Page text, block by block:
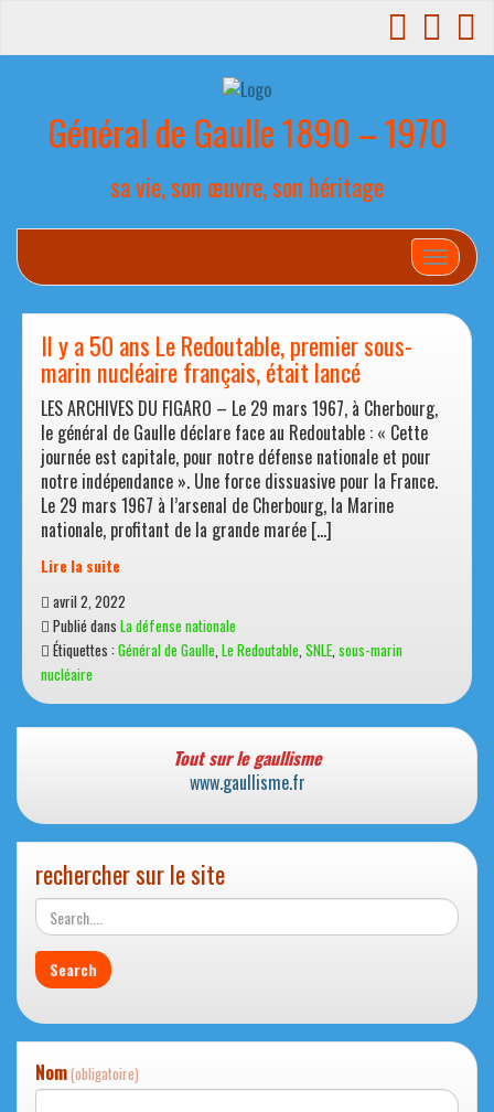
Général de Gaulle 1890 – 1970
sa vie, son œuvre, son héritage
Il y a 50 ans Le Redoutable, premier sous-
marin nucléaire français, était lancé
LES ARCHIVES DU FIGARO – Le 29 mars 1967, à Cherbourg,
le général de Gaulle déclare face au Redoutable : « Cette
journée est capitale, pour notre défense nationale et pour
notre indépendance ». Une force dissuasive pour la France.
Le 29 mars 1967 à l’arsenal de Cherbourg, la Marine
nationale, profitant de la grande marée […]
Lire la suite
y
a
50
ans
Le
Redoutable,
nucléaire
était
lancé
avril 2, 2022
Publié dans La défense nationale
Étiquettes :Général de Gaulle,Le Redoutable,SNLE,sous-marin
nucléaire
Tout sur le gaullisme
www.gaullisme.fr
rechercher sur le site
Nom(obligatoire)